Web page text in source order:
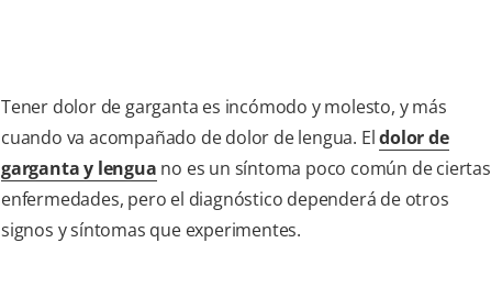
Tener dolor de garganta es incómodo y molesto, y más
cuando va acompañado de dolor de lengua. Eldolor de
garganta y lengua no es un síntoma poco común de ciertas
enfermedades, pero el diagnóstico dependerá de otros
signos y síntomas que experimentes.